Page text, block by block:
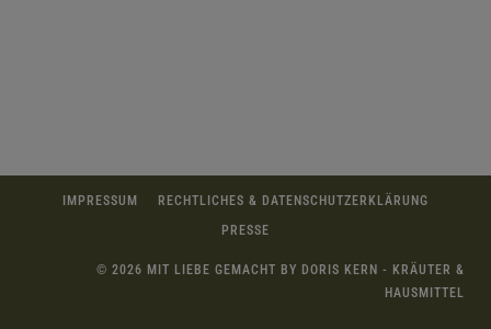
IMPRESSUM
RECHTLICHES & DATENSCHUTZERKLÄRUNG
PRESSE
© 2026 MIT LIEBE GEMACHT BY DORIS KERN - KRÄUTER &
HAUSMITTEL